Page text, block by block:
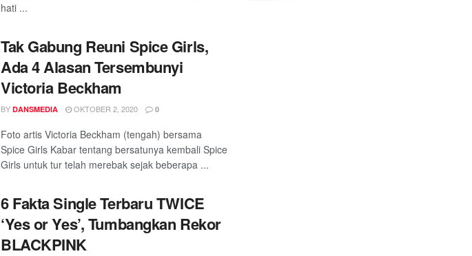
hati ...
Tak Gabung Reuni Spice Girls,
Ada 4 Alasan Tersembunyi
Victoria Beckham
BY DANSMEDIA OKTOBER 2, 2020 0
Foto artis Victoria Beckham (tengah) bersama
Spice Girls Kabar tentang bersatunya kembali Spice
Girls untuk tur telah merebak sejak beberapa ...
6 Fakta Single Terbaru TWICE
‘Yes or Yes’, Tumbangkan Rekor
BLACKPINK